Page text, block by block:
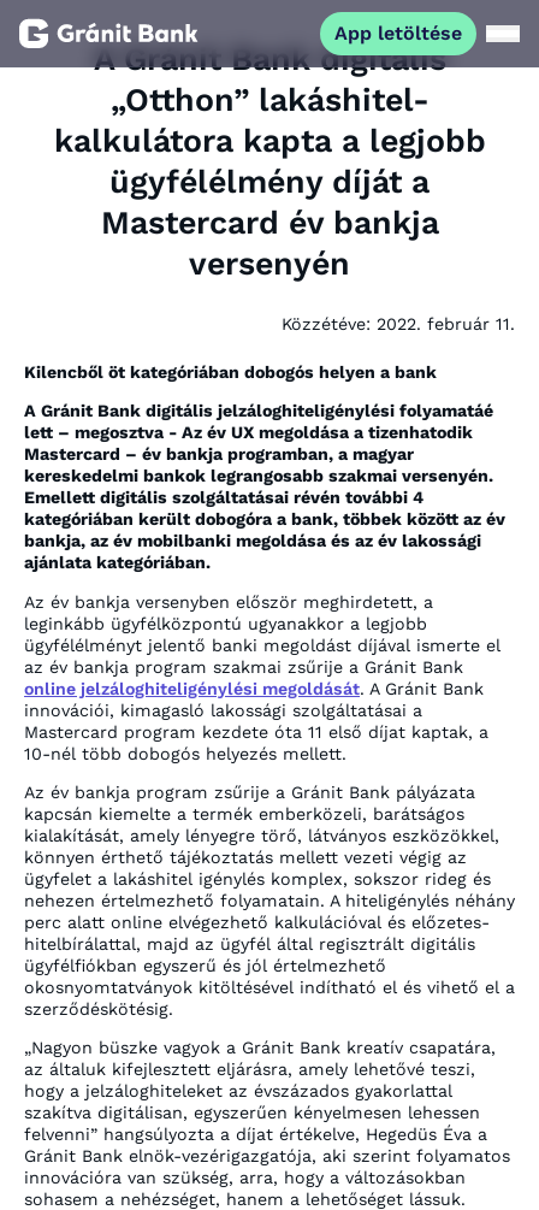
App letöltése
Magánszemélyeknek
Vállalkozásoknak
Netbank App letöltése
A Gránit Bank digitális
„Otthon” lakáshitel-
kalkulátora kapta a legjobb
ügyfélélmény díját a
Mastercard év bankja
versenyén
Közzétéve: 2022. február 11.
Kilencből öt kategóriában dobogós helyen a bank
A Gránit Bank digitális jelzáloghiteligénylési folyamatáé
lett – megosztva - Az év UX megoldása a tizenhatodik
Mastercard – év bankja programban, a magyar
kereskedelmi bankok legrangosabb szakmai versenyén.
Emellett digitális szolgáltatásai révén további 4
kategóriában került dobogóra a bank, többek között az év
bankja, az év mobilbanki megoldása és az év lakossági
ajánlata kategóriában.
Az év bankja versenyben először meghirdetett, a
leginkább ügyfélközpontú ugyanakkor a legjobb
ügyfélélményt jelentő banki megoldást díjával ismerte el
az év bankja program szakmai zsűrije a Gránit Bank
online jelzáloghiteligénylési megoldását. A Gránit Bank
innovációi, kimagasló lakossági szolgáltatásai a
Mastercard program kezdete óta 11 első díjat kaptak, a
10-nél több dobogós helyezés mellett.
Az év bankja program zsűrije a Gránit Bank pályázata
kapcsán kiemelte a termék emberközeli, barátságos
kialakítását, amely lényegre törő, látványos eszközökkel,
könnyen érthető tájékoztatás mellett vezeti végig az
ügyfelet a lakáshitel igénylés komplex, sokszor rideg és
nehezen értelmezhető folyamatain. A hiteligénylés néhány
perc alatt online elvégezhető kalkulációval és előzetes-
hitelbírálattal, majd az ügyfél által regisztrált digitális
ügyfélfiókban egyszerű és jól értelmezhető
okosnyomtatványok kitöltésével indítható el és vihető el a
szerződéskötésig.
„Nagyon büszke vagyok a Gránit Bank kreatív csapatára,
az általuk kifejlesztett eljárásra, amely lehetővé teszi,
hogy a jelzáloghiteleket az évszázados gyakorlattal
szakítva digitálisan, egyszerűen kényelmesen lehessen
felvenni” hangsúlyozta a díjat értékelve, Hegedüs Éva a
Gránit Bank elnök-vezérigazgatója, aki szerint folyamatos
innovációra van szükség, arra, hogy a változásokban
sohasem a nehézséget, hanem a lehetőséget lássuk.